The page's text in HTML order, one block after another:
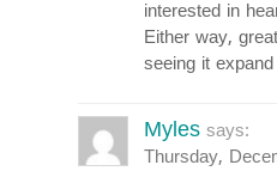
interested in
Either way,
seeing it
Myles says:
Thursday,